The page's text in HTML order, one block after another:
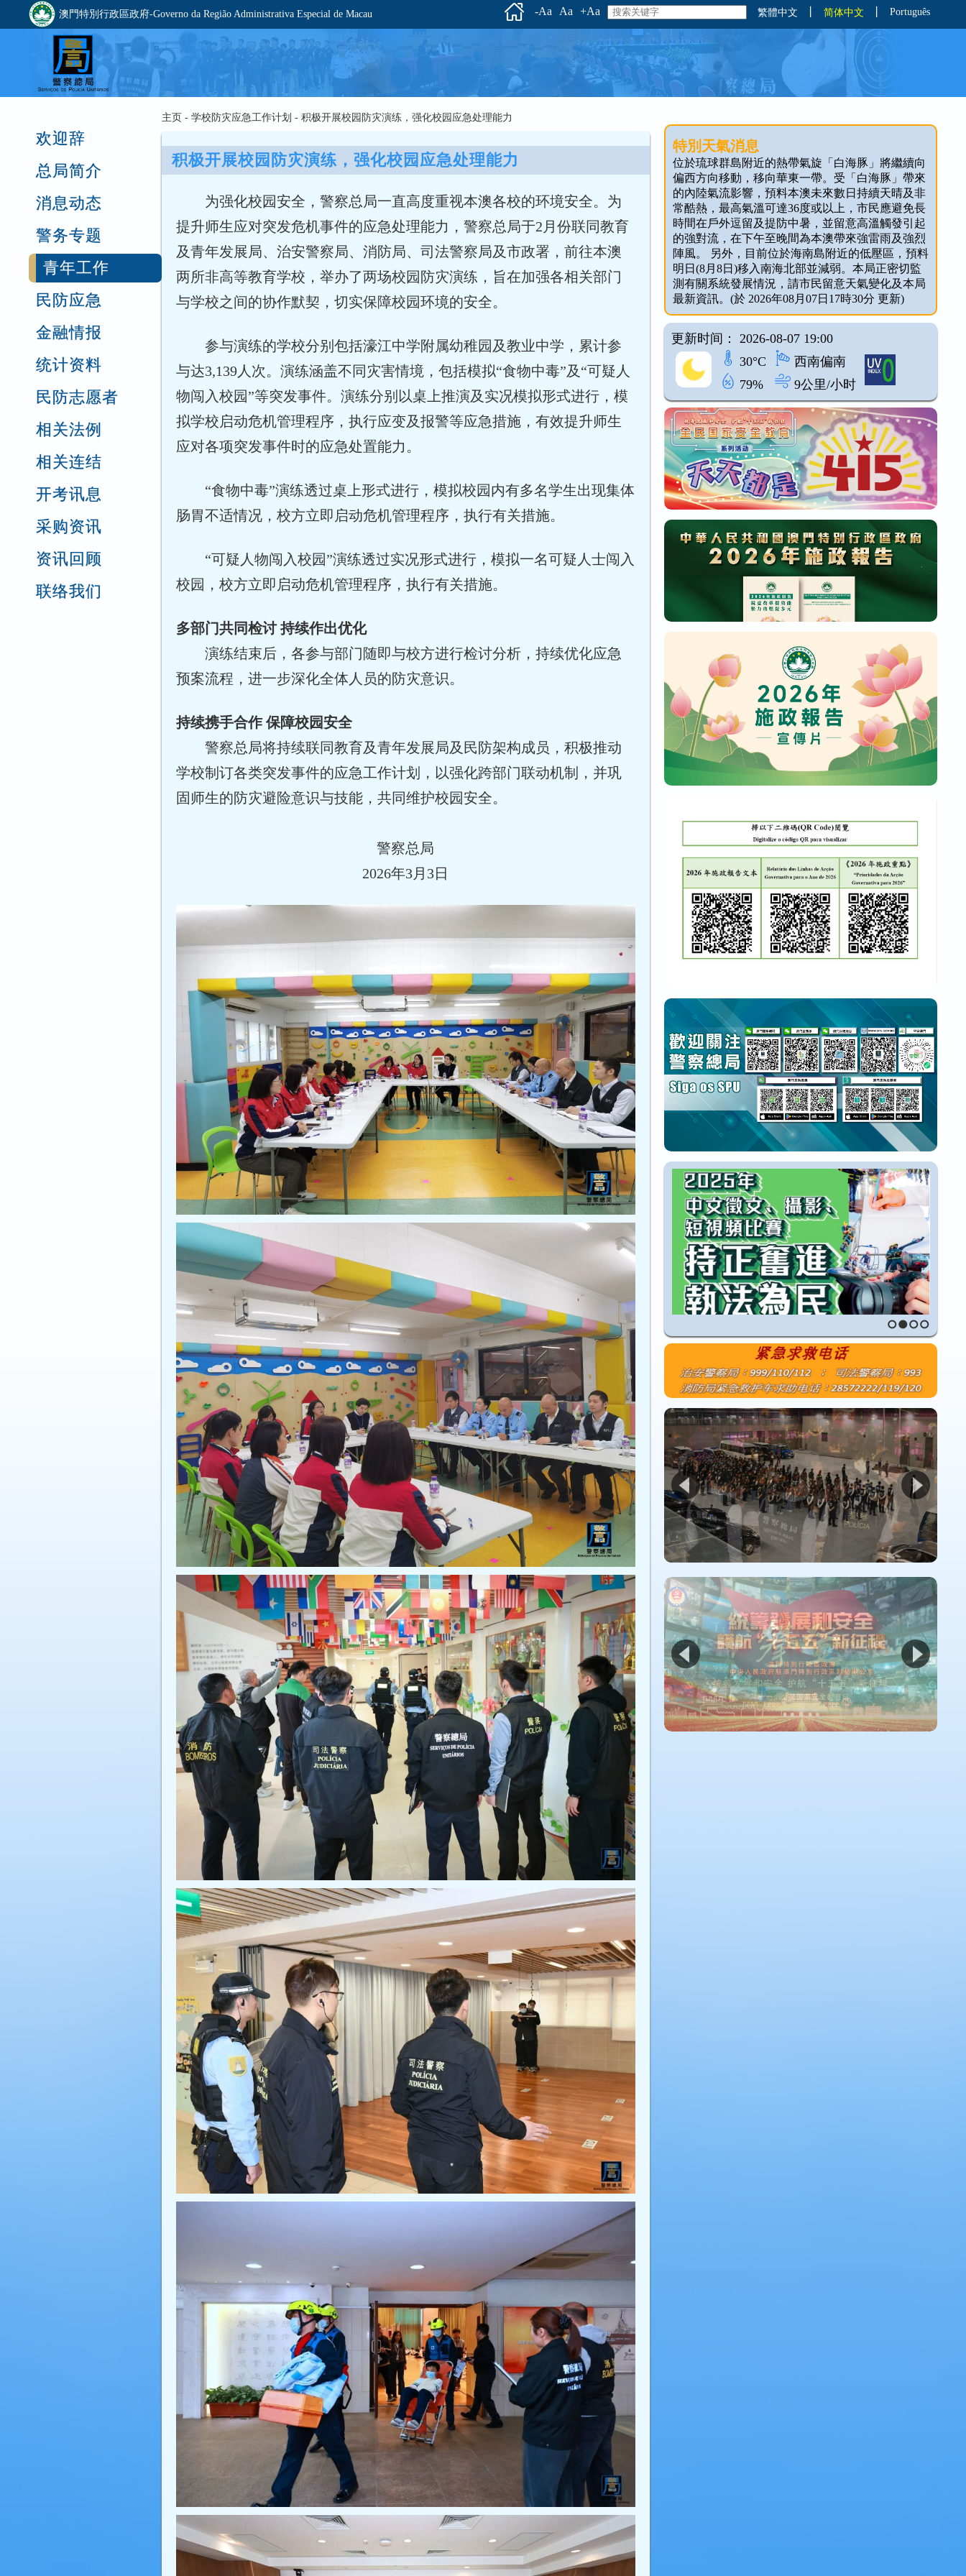
澳門特別行政區政府-Governo da Região Administrativa Especial de Macau -Aa Aa +Aa 繁體中文 简体中文 Português
欢迎辞
总局简介
消息动态
警务专题
青年工作
民防应急
金融情报
统计资料
民防志愿者
相关法例
相关连结
开考讯息
采购资讯
资讯回顾
联络我们
主页 - 学校防灾应急工作计划 - 积极开展校园防灾演练，强化校园应急处理能力
积极开展校园防灾演练，强化校园应急处理能力
为强化校园安全，警察总局一直高度重视本澳各校的环境安全。为
提升师生应对突发危机事件的应急处理能力，警察总局于2月份联同教育
及青年发展局、治安警察局、消防局、司法警察局及市政署，前往本澳
两所非高等教育学校，举办了两场校园防灾演练，旨在加强各相关部门
与学校之间的协作默契，切实保障校园环境的安全。
参与演练的学校分别包括濠江中学附属幼稚园及教业中学，累计参
与达3,139人次。演练涵盖不同灾害情境，包括模拟“食物中毒”及“可疑人
物闯入校园”等突发事件。演练分别以桌上推演及实况模拟形式进行，模
拟学校启动危机管理程序，执行应变及报警等应急措施，有效提升师生
应对各项突发事件时的应急处置能力。
“食物中毒”演练透过桌上形式进行，模拟校园内有多名学生出现集体
肠胃不适情况，校方立即启动危机管理程序，执行有关措施。
“可疑人物闯入校园”演练透过实况形式进行，模拟一名可疑人士闯入
校园，校方立即启动危机管理程序，执行有关措施。
多部门共同检讨 持续作出优化
演练结束后，各参与部门随即与校方进行检讨分析，持续优化应急
预案流程，进一步深化全体人员的防灾意识。
持续携手合作 保障校园安全
警察总局将持续联同教育及青年发展局及民防架构成员，积极推动
学校制订各类突发事件的应急工作计划，以强化跨部门联动机制，并巩
固师生的防灾避险意识与技能，共同维护校园安全。
警察总局
2026年3月3日
特別天氣消息
位於琉球群島附近的熱帶氣旋「白海豚」將繼續向
偏西方向移動，移向華東一帶。受「白海豚」帶來
的內陸氣流影響，預料本澳未來數日持續天晴及非
常酷熱，最高氣溫可達36度或以上，市民應避免長
時間在戶外逗留及提防中暑，並留意高溫觸發引起
的強對流，在下午至晚間為本澳帶來強雷雨及強烈
陣風。 另外，目前位於海南島附近的低壓區，預料
明日(8月8日)移入南海北部並減弱。本局正密切監
測有關系統發展情況，請市民留意天氣變化及本局
最新資訊。(於 2026年08月07日17時30分 更新)
更新时间： 2026-08-07 19:00
30°C
西南偏南
79%
9公里/小时
1 2 3 4